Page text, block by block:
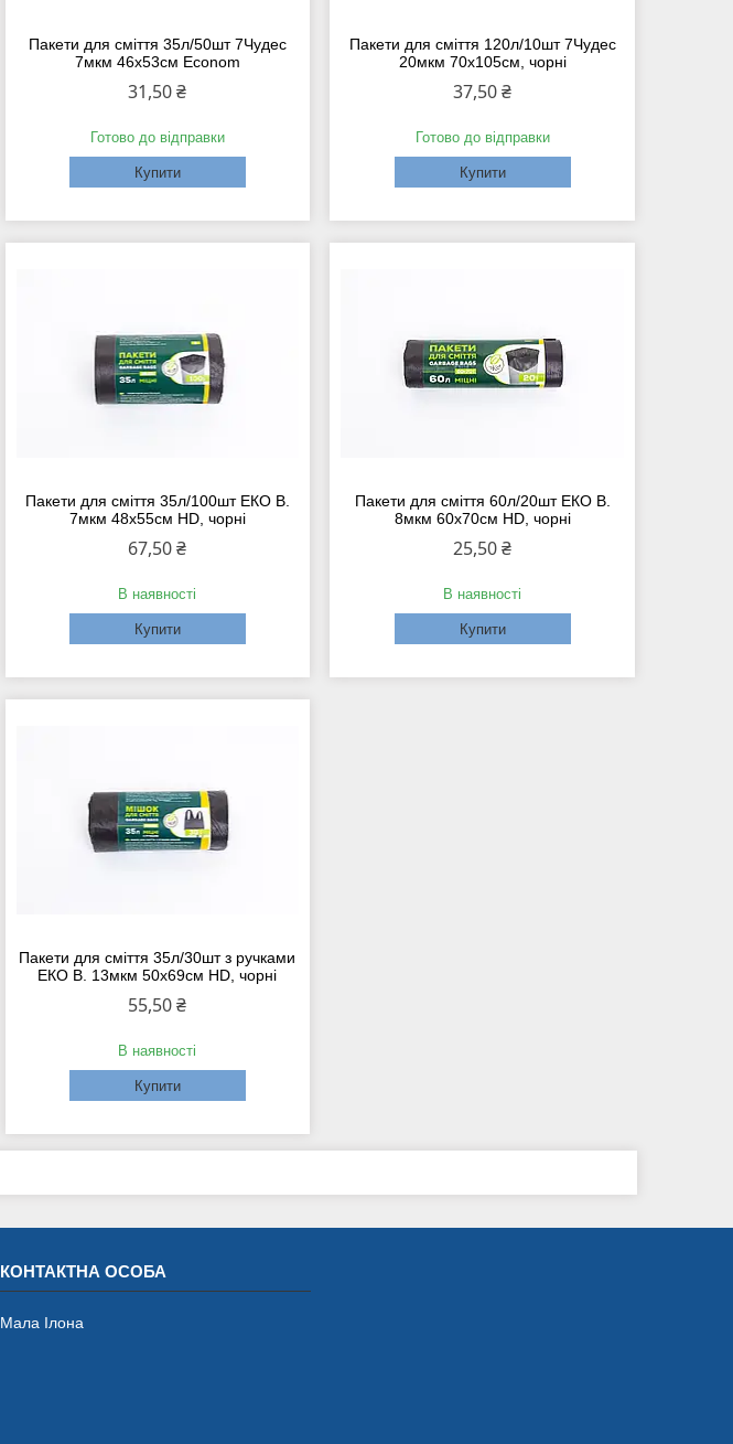
Пакети для сміття 35л/50шт 7Чудес
7мкм 46х53см Econom
31,50 ₴
Готово до відправки
Купити
Пакети для сміття 120л/10шт 7Чудес
20мкм 70х105см, чорні
37,50 ₴
Готово до відправки
Купити
Пакети для сміття 35л/100шт ЕКО B.
7мкм 48х55см HD, чорні
67,50 ₴
В наявності
Купити
Пакети для сміття 60л/20шт ЕКО B.
8мкм 60х70см HD, чорні
25,50 ₴
В наявності
Купити
Пакети для сміття 35л/30шт з ручками
ЕКО B. 13мкм 50х69см HD, чорні
55,50 ₴
В наявності
Купити
Мала Iлона